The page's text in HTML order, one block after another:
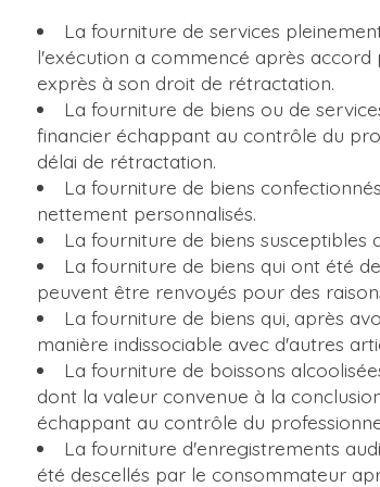
La fourniture de services
l'exécution a commencé après
exprès à son droit de rétractation.
La fourniture de biens ou de
financier échappant au contrôle du
délai de rétractation.
La fourniture de biens
nettement personnalisés.
La fourniture de biens
La fourniture de biens qui ont été
peuvent être renvoyés pour des
La fourniture de biens qui, après
manière indissociable avec d'autres
La fourniture de boissons
dont la valeur convenue à la
échappant au contrôle du
La fourniture d'enregistrements
été descellés par le consommateur